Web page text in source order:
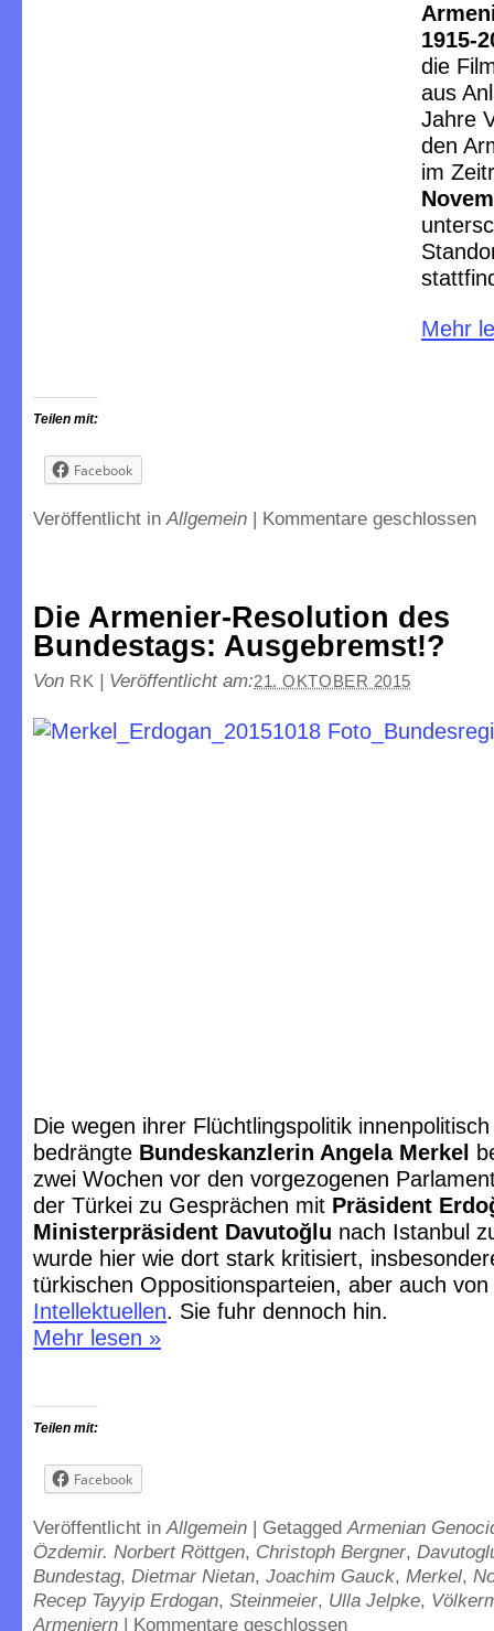
1915-
die
aus
Jahre
den
im
Mehr
Teilen mit:
Facebook
Veröffentlicht inAllgemein | Kommentare geschlossen
Die Armenier-Resolution des
Bundestags: Ausgebremst!?
Von RK | Veröffentlicht am:21. OKTOBER 2015
Die wegen ihrer Flüchtlingspolitik
bedrängte Bundeskanzlerin Angela Merkel
zwei Wochen vor den vorgezogenen
der Türkei zu Gesprächen mit Präsident
Ministerpräsident Davutoğlu nach Istanbul
wurde hier wie dort stark kritisiert,
türkischen Oppositionsparteien, aber auch von
Intellektuellen. Sie fuhr dennoch hin.
Mehr lesen »
Teilen mit:
Facebook
Veröffentlicht inAllgemein | GetaggedArmenian
Özdemir. Norbert Röttgen, Christoph Bergner,
Bundestag, Dietmar Nietan, Joachim Gauck, Merkel,
Recep Tayyip Erdogan, Steinmeier, Ulla Jelpke,
Armeniern | Kommentare geschlossen